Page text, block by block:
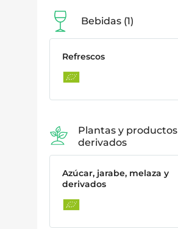
Bebidas 1
Refrescos
Plantas y productos
derivados
Azúcar, jarabe, melaza y
derivados